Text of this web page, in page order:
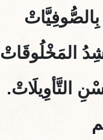
المَخْلُوقَاتْ
التَّأوِيلَاتْ.